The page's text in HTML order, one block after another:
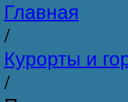
Главная
/
Курорты и
/